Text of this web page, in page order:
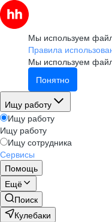
Мы используем
Правила
Мы используем
Понятно
Ищу работу
Ищу работу
Ищу работу
Ищу сотрудника
Сервисы
Помощь
Ещё
Поиск
Кулебаки